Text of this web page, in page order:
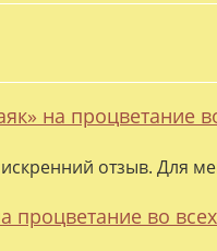
на процветание
отзыв. Для
процветание во